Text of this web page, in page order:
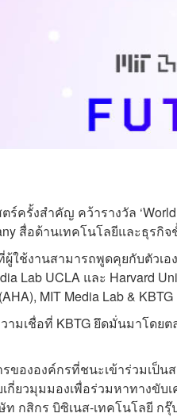
ตร์ครั้งสำคัญ คว้ารางวัล
สื่อด้านเทคโนโลยีและธุรกิ
ที่ผู้ใช้งานสามารถพูดคุยกับตัว
Lab UCLA และ Harvard
MIT Media Lab &
ามเชื่อที่ KBTG ยึดมั่นมาโด
รขององค์กรที่ชนะเข้าร่วมเป็
กี่ยวมุมมองเพื่อร่วมหาทางขับ
กสิกร บิซิเนส-เทคโนโลยี กรุ๊